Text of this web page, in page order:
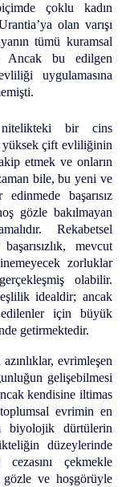
çoklu kadın
olan varışı
tümü kuramsal
Ancak bu edilgen
uygulamasına
bir cins
yüksek çift evliliğinin
etmek ve onların
bile, bu yeni ve
başarısız
gözle bakılmayan
Rekabetsel
mevcut
zorluklar
olabilir.
idealdir; ancak
edilenler için büyük
getirmektedir.
evrimleşen
gelişebilmesi
kendisine iltimas
evrimin en
biyolojik dürtülerin
düzeylerinde
cezasını çekmekle
ve hoşgörüyle